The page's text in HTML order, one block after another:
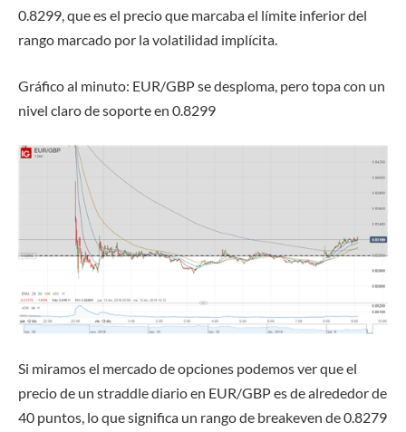
0.8299, que es el precio que marcaba el límite inferior del
rango marcado por la volatilidad implícita.
Gráfico al minuto: EUR/GBP se desploma, pero topa con un
nivel claro de soporte en 0.8299
Si miramos el mercado de opciones podemos ver que el
precio de un straddle diario en EUR/GBP es de alrededor de
40 puntos, lo que significa un rango de breakeven de 0.8279